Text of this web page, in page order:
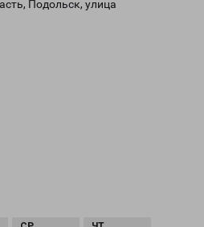
Подольск, улица